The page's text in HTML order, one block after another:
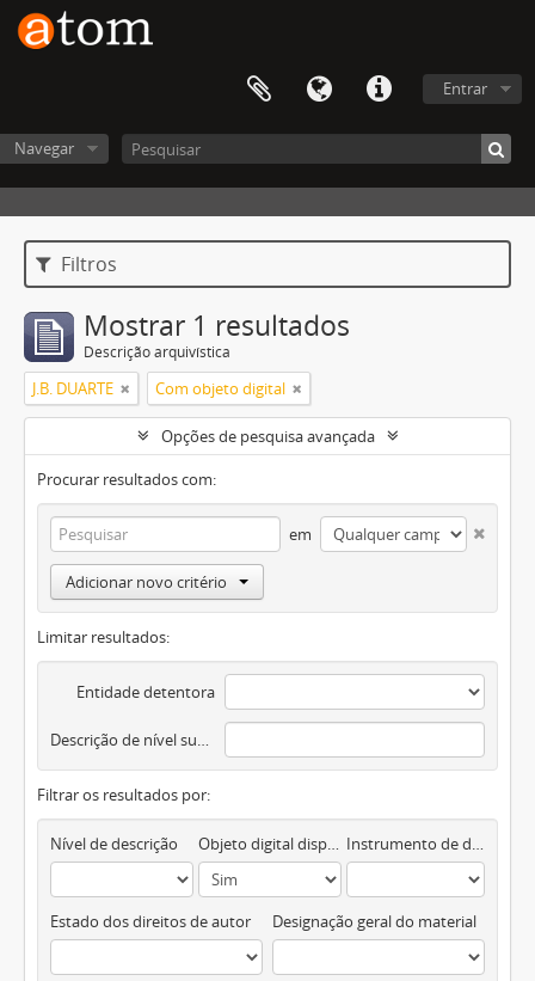
Entrar
Navegar
Filtros
Mostrar 1 resultados
Descrição arquivística
J.B. DUARTE Com objeto digital
Opções de pesquisa avançada
Procurar resultados com:
em
Adicionar novo critério
Limitar resultados:
Entidade detentora
Descrição de nível superior
Filtrar os resultados por:
Nível de descrição Objeto digital disponível Instrumento de descrição documental
Estado dos direitos de autor Designação geral do material